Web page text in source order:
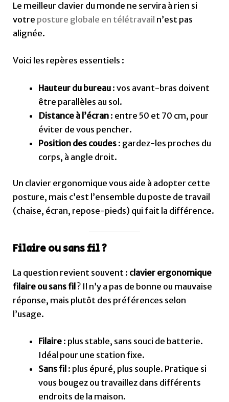
Le meilleur clavier du monde ne servira à rien si
votre posture globale en télétravail n’est pas
alignée.
Voici les repères essentiels :
Hauteur du bureau: vos avant-bras doivent
être parallèles au sol.
Distance à l’écran: entre 50 et 70 cm, pour
éviter de vous pencher.
Position des coudes: gardez-les proches du
corps, à angle droit.
Un clavier ergonomique vous aide à adopter cette
posture, mais c’est l’ensemble du poste de travail
(chaise, écran, repose-pieds) qui fait la différence.
Filaire ou sans fil ?
La question revient souvent : clavier ergonomique
filaire ou sans fil? Il n’y a pas de bonne ou mauvaise
réponse, mais plutôt des préférences selon
l’usage.
Filaire: plus stable, sans souci de batterie.
Idéal pour une station fixe.
Sans fil: plus épuré, plus souple. Pratique si
vous bougez ou travaillez dans différents
endroits de la maison.